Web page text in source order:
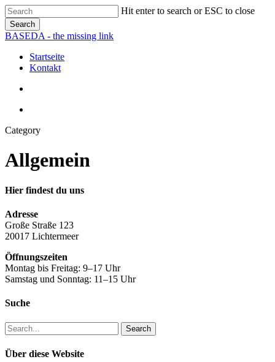
Skip
to
main
content
Hit enter to search or ESC to close
Search
Close
BASEDA - the missing link
search
Menu
Startseite
Kontakt
Category
Allgemein
Hier findest du uns
Adresse
Große Straße 123
20017 Lichtermeer
Öffnungszeiten
Montag bis Freitag: 9–17 Uhr
Samstag und Sonntag: 11–15 Uhr
Suche
Search
Über diese Website